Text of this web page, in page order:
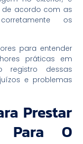
de acordo com as
os
para entender
práticas em
dessas
e problemas
Prestar
Para O